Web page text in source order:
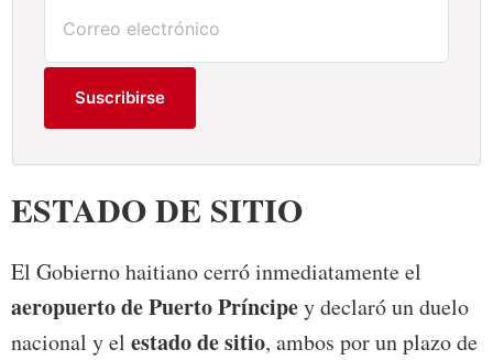
Suscribirse
ESTADO DE SITIO
El Gobierno haitiano cerró inmediatamente el
aeropuerto de Puerto Príncipey declaró un duelo
nacional y el estado de sitio, ambos por un plazo de